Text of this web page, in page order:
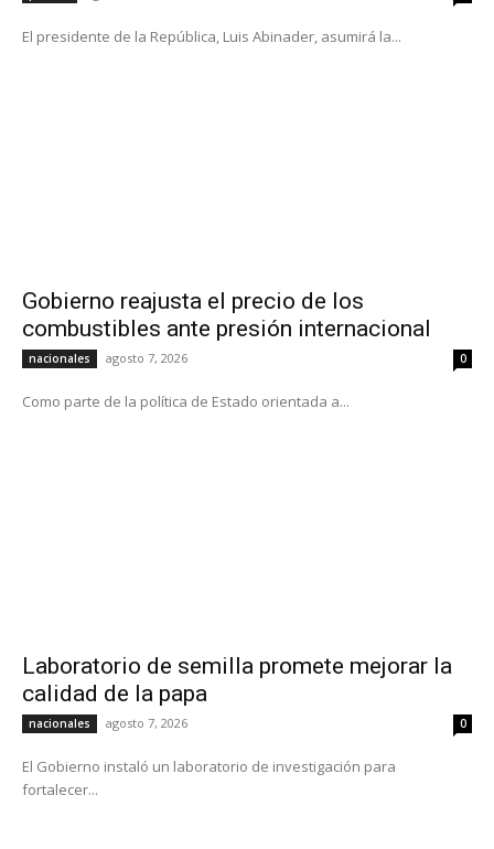
El presidente de la República, Luis Abinader, asumirá la...
Gobierno reajusta el precio de los
combustibles ante presión internacional
nacionales agosto 7, 2026 0
Como parte de la política de Estado orientada a...
Laboratorio de semilla promete mejorar la
calidad de la papa
nacionales agosto 7, 2026 0
El Gobierno instaló un laboratorio de investigación para
fortalecer...